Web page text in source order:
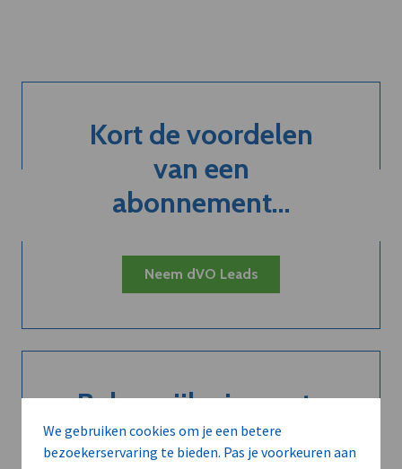
We gebruiken cookies om je een betere
bezoekerservaring te bieden. Pas je voorkeuren aan
Kort de voordelen
van een
abonnement...
Neem dVO Leads
Belangrijk nieuws te
delen?